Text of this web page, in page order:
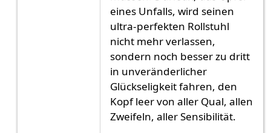
eines Unfalls, wird seinen
ultra-perfekten Rollstuhl
nicht mehr verlassen,
sondern noch besser zu dritt
in unveränderlicher
Glückseligkeit fahren, den
Kopf leer von aller Qual, allen
Zweifeln, aller Sensibilität.